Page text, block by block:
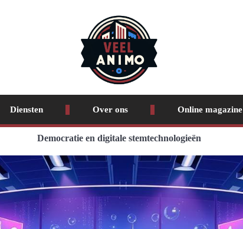
Diensten Over ons Online magazine
Democratie en digitale stemtechnologieën